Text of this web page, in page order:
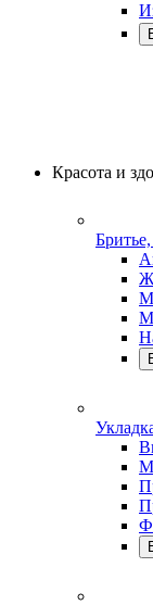
Красота и